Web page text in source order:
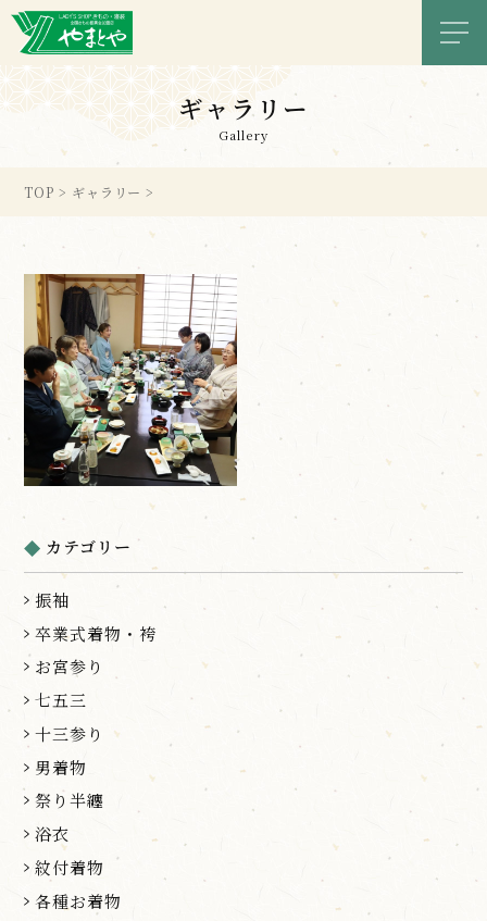
メ
ギャラリー
Gallery
TOP > ギャラリー >
カテゴリー
振袖
卒業式着物・袴
お宮参り
七五三
十三参り
男着物
祭り半纏
浴衣
紋付着物
各種お着物